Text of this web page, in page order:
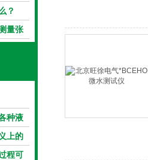
？
量张
种液
上的
程可